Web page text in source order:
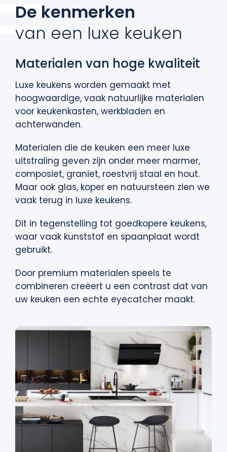
De kenmerken
van een luxe keuken
Materialen van hoge kwaliteit
Luxe keukens worden gemaakt met
hoogwaardige, vaak natuurlijke materialen
voor keukenkasten, werkbladen en
achterwanden.
Materialen die de keuken een meer luxe
uitstraling geven zijn onder meer marmer,
composiet, graniet, roestvrij staal en hout.
Maar ook glas, koper en natuursteen zien we
vaak terug in luxe keukens.
Dit in tegenstelling tot goedkopere keukens,
waar vaak kunststof en spaanplaat wordt
gebruikt.
Door premium materialen speels te
combineren creëert u een contrast dat van
uw keuken een echte eyecatcher maakt.